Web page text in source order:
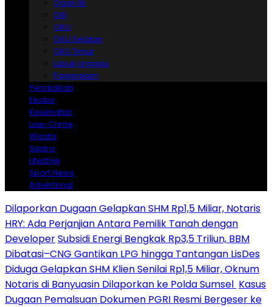
Ogan Ilir
OKI
OKU
OKU Selatan
OKU Timur
Lubuk Linggau
Pagaralam
Pendidikan
Ekobis
Kesehatan
Law-Crime
Wisata
Sastra
Lifestyle
Sport News
Advertorial
Dilaporkan Dugaan Gelapkan SHM Rp1,5 Miliar, Notaris
HRY: Ada Perjanjian Antara Pemilik Tanah dengan
DeveloperSubsidi Energi Bengkak Rp3,5 Triliun, BBM
Dibatasi–CNG Gantikan LPG hingga Tantangan LisDes
Diduga Gelapkan SHM Klien Senilai Rp1,5 Miliar, Oknum
Notaris di Banyuasin Dilaporkan ke Polda Sumsel ‎ Kasus
Dugaan Pemalsuan Dokumen PGRI Resmi Bergeser ke